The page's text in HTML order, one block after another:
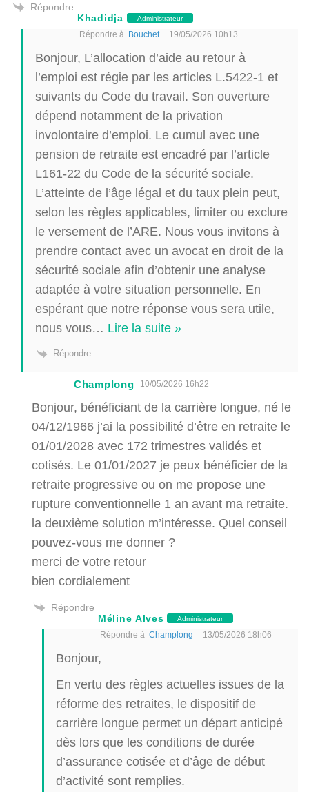
Répondre
Khadidja
Administrateur
Répondre à Bouchet 19/05/2026 10h13
Bonjour, L’allocation d’aide au retour à
l’emploi est régie par les articles L.5422-1 et
suivants du Code du travail. Son ouverture
dépend notamment de la privation
involontaire d’emploi. Le cumul avec une
pension de retraite est encadré par l’article
L161-22 du Code de la sécurité sociale.
L’atteinte de l’âge légal et du taux plein peut,
selon les règles applicables, limiter ou exclure
le versement de l’ARE. Nous vous invitons à
prendre contact avec un avocat en droit de la
sécurité sociale afin d’obtenir une analyse
adaptée à votre situation personnelle. En
espérant que notre réponse vous sera utile,
nous vous… Lire la suite »
Répondre
Champlong 10/05/2026 16h22
Bonjour, bénéficiant de la carrière longue, né le
04/12/1966 j’ai la possibilité d’être en retraite le
01/01/2028 avec 172 trimestres validés et
cotisés. Le 01/01/2027 je peux bénéficier de la
retraite progressive ou on me propose une
rupture conventionnelle 1 an avant ma retraite.
la deuxième solution m’intéresse. Quel conseil
pouvez-vous me donner ?
merci de votre retour
bien cordialement
Répondre
Méline Alves
Administrateur
Répondre à Champlong 13/05/2026 18h06
Bonjour,
En vertu des règles actuelles issues de la
réforme des retraites, le dispositif de
carrière longue permet un départ anticipé
dès lors que les conditions de durée
d’assurance cotisée et d’âge de début
d’activité sont remplies.